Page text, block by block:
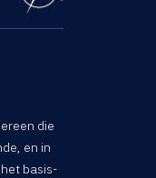
die
en in
basis-